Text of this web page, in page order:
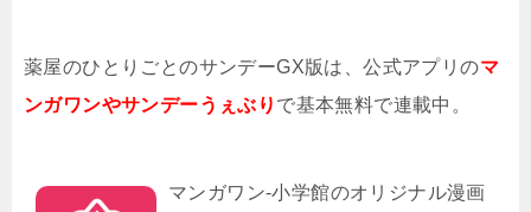
薬屋のひとりごとのサンデーGX版は、公式アプリのマ
ンガワンやサンデーうぇぶり で基本無料で連載中。
マンガワン-小学館のオリジナル漫画